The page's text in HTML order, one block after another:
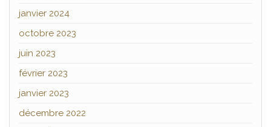
janvier 2024
octobre 2023
juin 2023
février 2023
janvier 2023
décembre 2022